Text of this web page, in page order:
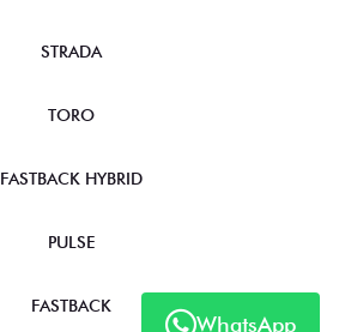
WhatsApp
STRADA
TORO
FASTBACK HYBRID
PULSE
FASTBACK